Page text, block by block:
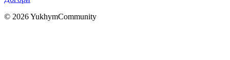
© 2026 YukhymCommunity